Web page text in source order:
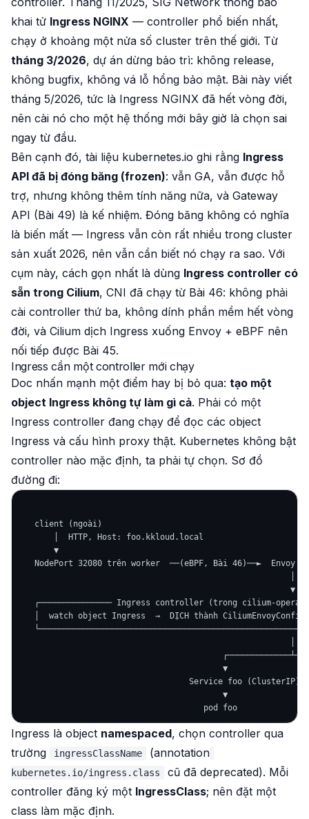
khai tử Ingress NGINX — controller phổ biến nhất,
chạy ở khoảng một nửa số cluster trên thế giới. Từ
tháng 3/2026, dự án dừng bảo trì: không release,
không bugfix, không vá lỗ hổng bảo mật. Bài này viết
tháng 5/2026, tức là Ingress NGINX đã hết vòng đời,
nên cài nó cho một hệ thống mới bây giờ là chọn sai
ngay từ đầu.
Bên cạnh đó, tài liệu kubernetes.io ghi rằng Ingress
API đã bị đóng băng (frozen): vẫn GA, vẫn được hỗ
trợ, nhưng không thêm tính năng nữa, và Gateway
API (Bài 49) là kế nhiệm. Đóng băng không có nghĩa
là biến mất — Ingress vẫn còn rất nhiều trong cluster
sản xuất 2026, nên vẫn cần biết nó chạy ra sao. Với
cụm này, cách gọn nhất là dùng Ingress controller có
sẵn trong Cilium, CNI đã chạy từ Bài 46: không phải
cài controller thứ ba, không dính phần mềm hết vòng
đời, và Cilium dịch Ingress xuống Envoy + eBPF nên
nối tiếp được Bài 45.
Ingress cần một controller mới chạy
Doc nhấn mạnh một điểm hay bị bỏ qua: tạo một
object Ingress không tự làm gì cả. Phải có một
Ingress controller đang chạy để đọc các object
Ingress và cấu hình proxy thật. Kubernetes không bật
controller nào mặc định, ta phải tự chọn. Sơ đồ
đường đi:
   client (ngoài)
       │  HTTP, Host: foo.kkloud.local
       ▼
NodePort 32080 trên worker  ──(eBPF, Bài 46)──►  Envoy
                                                        ▼
┌─────────────── Ingress controller (trong cilium-
│  watch object Ingress  →  DỊCH thành CiliumEnvoyConfig
▼
Service foo (ClusterIP)
▼
Ingress là object namespaced, chọn controller qua
trường
ingressClassName (annotation
kubernetes.io/ingress.class
cũ đã deprecated). Mỗi
controller đăng ký một IngressClass; nên đặt một
class làm mặc định.